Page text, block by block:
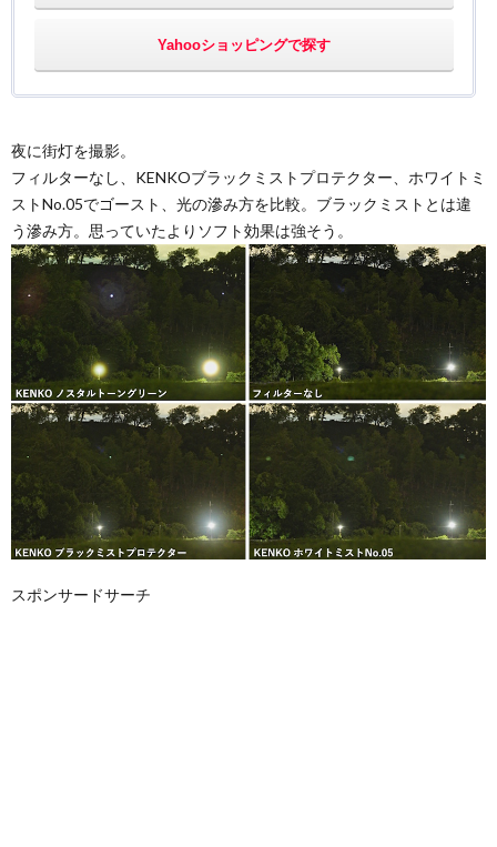
Yahooショッピングで探す
夜に街灯を撮影。
フィルターなし、KENKOブラックミストプロテクター、ホワイトミ
ストNo.05でゴースト、光の滲み方を比較。ブラックミストとは違
う滲み方。思っていたよりソフト効果は強そう。
スポンサードサーチ